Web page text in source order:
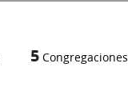
5 Congregaciones